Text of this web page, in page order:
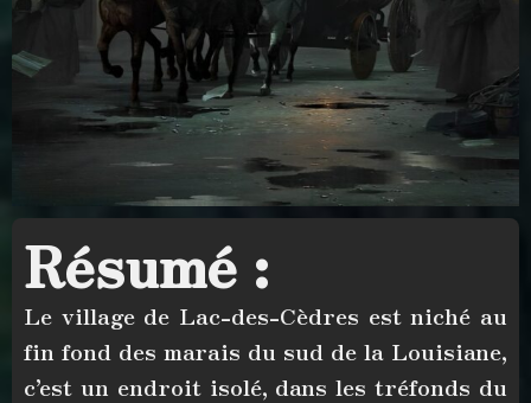
Résumé :
Le village de Lac-des-Cèdres est niché au
fin fond des marais du sud de la Louisiane,
c’est un endroit isolé, dans les tréfonds du